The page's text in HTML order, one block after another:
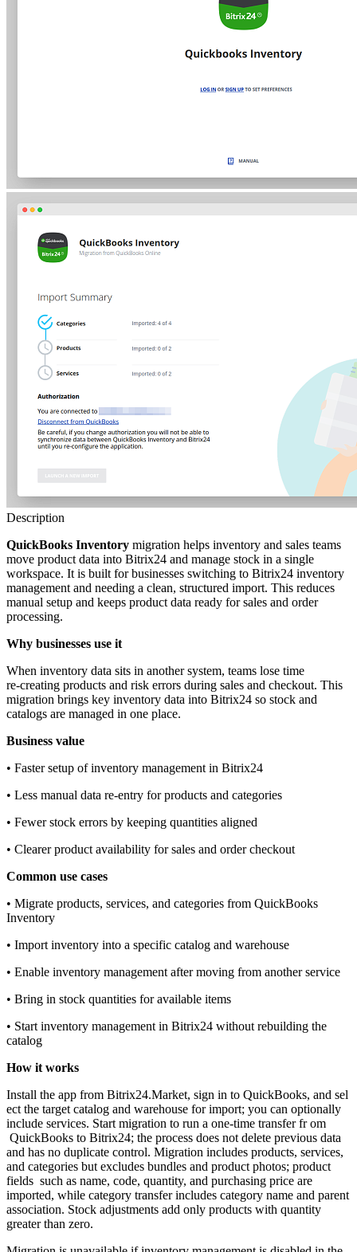
Description
QuickBooks Inventory migration helps inventory and sales teams
move product data into Bitrix24 and manage stock in a single
workspace. It is built for businesses switching to Bitrix24 inventory
management and needing a clean, structured import. This reduces
manual setup and keeps product data ready for sales and order
processing.
Why businesses use it
When inventory data sits in another system, teams lose time
re‑creating products and risk errors during sales and checkout. This
migration brings key inventory data into Bitrix24 so stock and
catalogs are managed in one place.
Business value
• Faster setup of inventory management in Bitrix24
• Less manual data re‑entry for products and categories
• Fewer stock errors by keeping quantities aligned
• Clearer product availability for sales and order checkout
Common use cases
• Migrate products, services, and categories from QuickBooks
Inventory
• Import inventory into a specific catalog and warehouse
• Enable inventory management after moving from another service
• Bring in stock quantities for available items
• Start inventory management in Bitrix24 without rebuilding the
catalog
How it works
Install the app from Bitrix24.Market, sign in to QuickBooks, and sel
ect the target catalog and warehouse for import; you can optionally
include services. Start migration to run a one‑time transfer fr om
QuickBooks to Bitrix24; the process does not delete previous data
and has no duplicate control. Migration includes products, services,
and categories but excludes bundles and product photos; product
fields such as name, code, quantity, and purchasing price are
imported, while category transfer includes category name and parent
association. Stock adjustments add only products with quantity
greater than zero.